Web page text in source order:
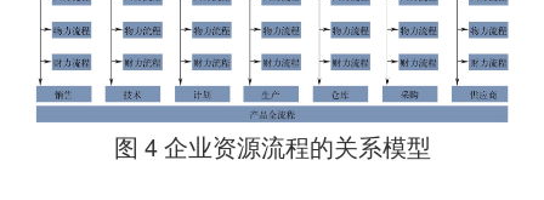
图 4 企业资源流程的关系模型